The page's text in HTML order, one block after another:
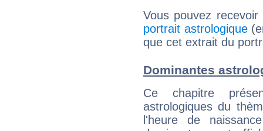
Vous pouvez
portrait astrologique
que cet extrait du
Dominantes
Ce chapitre
astrologiques du
l'heure de